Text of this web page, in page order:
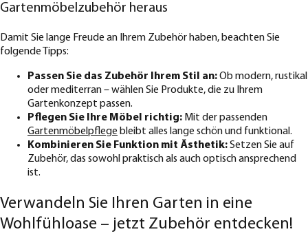
Gartenmöbelzubehör heraus
Damit Sie lange Freude an Ihrem Zubehör haben, beachten Sie
folgende Tipps:
Passen Sie das Zubehör Ihrem Stil an:Ob modern, rustikal
oder mediterran – wählen Sie Produkte, die zu Ihrem
Gartenkonzept passen.
Pflegen Sie Ihre Möbel richtig: Mit der passenden
Gartenmöbelpflege bleibt alles lange schön und funktional.
Kombinieren Sie Funktion mit Ästhetik:Setzen Sie auf
Zubehör, das sowohl praktisch als auch optisch ansprechend
ist.
Verwandeln Sie Ihren Garten in eine
Wohlfühloase – jetzt Zubehör entdecken!